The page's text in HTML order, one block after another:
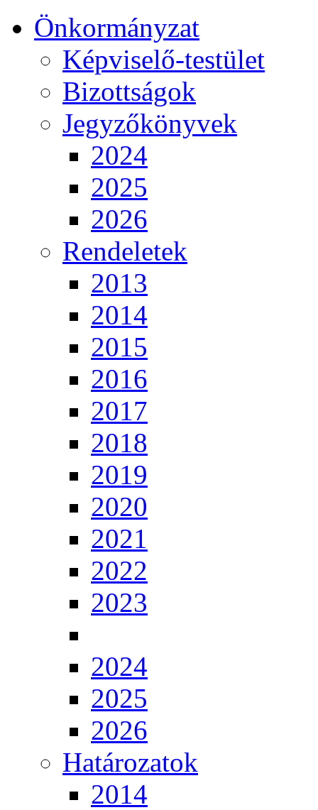
Önkormányzat
Képviselő-testület
Bizottságok
Jegyzőkönyvek
2024
2025
2026
Rendeletek
2013
2014
2015
2016
2017
2018
2019
2020
2021
2022
2023
2024
2025
2026
Határozatok
2014